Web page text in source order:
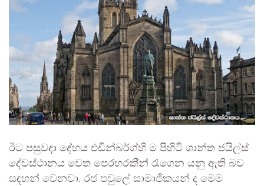
ඊට පසුවදා දේහය එඩින්බර්ග්හි ම පිහිටි ශාන්ත ජයිල්ස්
දේවස්ථානය වෙත පෙරහරකි්න් රැගෙන යනු ඇති බව
සඳහන් වෙනවා. රජ පවුලේ සාමාජිකයන් ද මෙම